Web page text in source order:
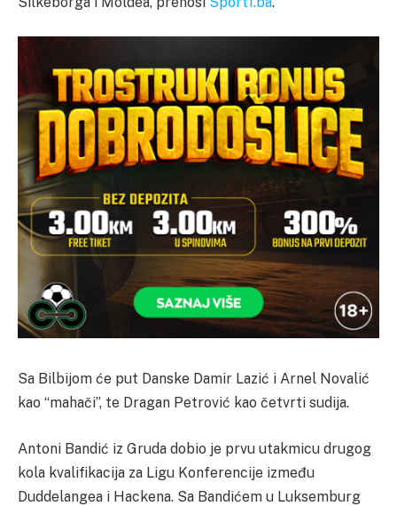
Sa Bilbijom će put Danske Damir Lazić i Arnel Novalić
kao “mahači”, te Dragan Petrović kao četvrti sudija.
Antoni Bandić iz Gruda dobio je prvu utakmicu drugog
kola kvalifikacija za Ligu Konferencije između
Duddelangea i Hackena. Sa Bandićem u Luksemburg